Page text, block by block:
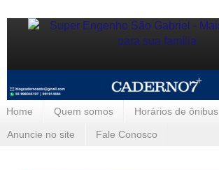
Home Quem somos Horários de ônibus
Anuncie no site Fale Conosco